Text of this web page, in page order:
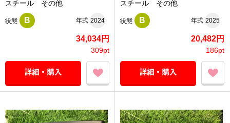
スチール その他
状態 B 年式 2024
34,034円
309pt
スチール その他
状態 B 年式 2025
20,482円
186pt